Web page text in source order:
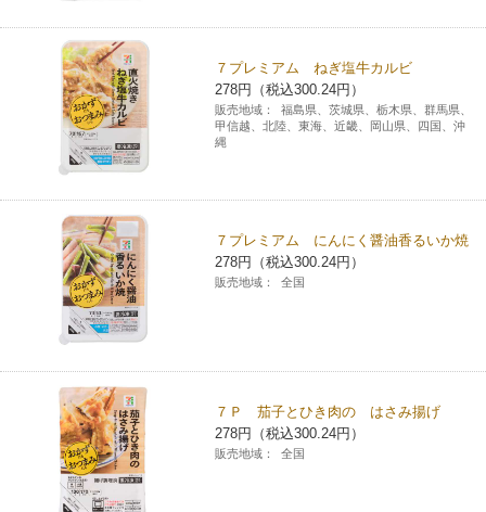
７プレミアム ねぎ塩牛カルビ
278円（税込300.24円）
販売地域：
福島県、茨城県、栃木県、群馬県、
甲信越、北陸、東海、近畿、岡山県、四国、沖
縄
７プレミアム にんにく醤油香るいか焼
278円（税込300.24円）
販売地域： 全国
７Ｐ 茄子とひき肉の はさみ揚げ
278円（税込300.24円）
販売地域： 全国